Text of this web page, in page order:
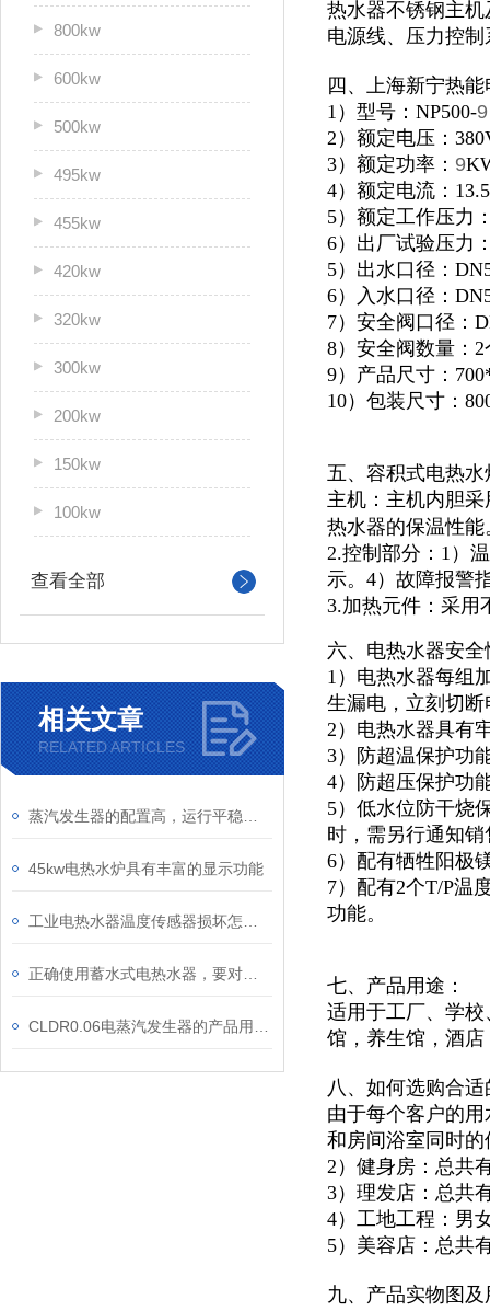
800kw
600kw
500kw
495kw
455kw
420kw
320kw
300kw
200kw
150kw
100kw
查看全部
相关文章
RELATED ARTICLES
45kw电热水炉具有丰富的显示功能
热水器不锈钢主
电源线、压力控
四、上海新宁热
1）型号：NP500-9
2）额定电压：
3）额定功率： 9
4）额定电流：
5）额定工作压力
6）出厂试验压力
5）出水口径：
6）入水口径：
7）安全阀口径：
8）安全阀数量：2
9）产品尺寸：
10）包装尺寸：
五、容积式电热
主机：主机内胆
热水器的保温性能
2.控制部分：1）
示。4）故障报警
3.加热元件：采用
六、电热水器安全
1）电热水器每组
生漏电，立刻切
2）电热水器具有
3）防超温保护功
4）防超压保护功
5）低水位防干烧
时，需另行通知
6）配有牺牲阳极
7）配有2个T/P温
功能。
七、产品用途：
适用于工厂、学
馆， 养生馆，酒
八、如何选购合
由于每个客户的
和房间浴室同时的
2）健身房：总共
3）理发店：总共
4）工地工程：男
5）美容店：总共
九、产品实物图